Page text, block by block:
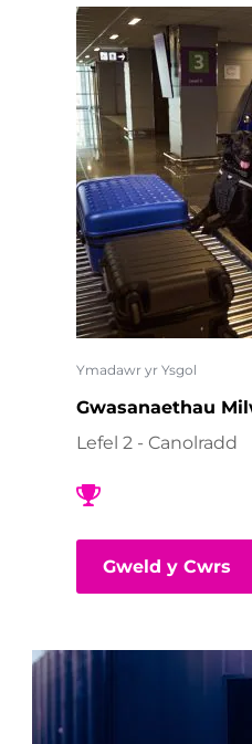
Ymadawr yr Ysgol
Gwasanaethau
Lefel 2 - Canolradd
Gweld y Cwrs